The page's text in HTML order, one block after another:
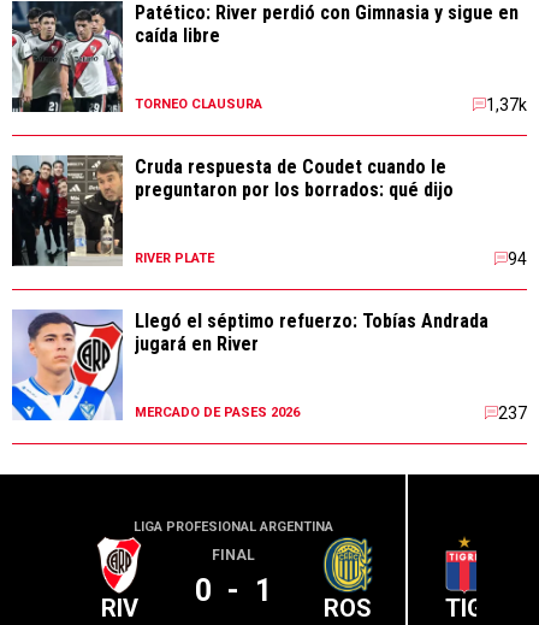
Patético: River perdió con Gimnasia y sigue en
caída libre
TORNEO CLAUSURA 1,37k
Cruda respuesta de Coudet cuando le
preguntaron por los borrados: qué dijo
RIVER PLATE 94
Llegó el séptimo refuerzo: Tobías Andrada
jugará en River
MERCADO DE PASES 2026 237
LIGA PROFESIONAL ARGENTINA
RIV
FINAL
0 - 1 ROS TIG